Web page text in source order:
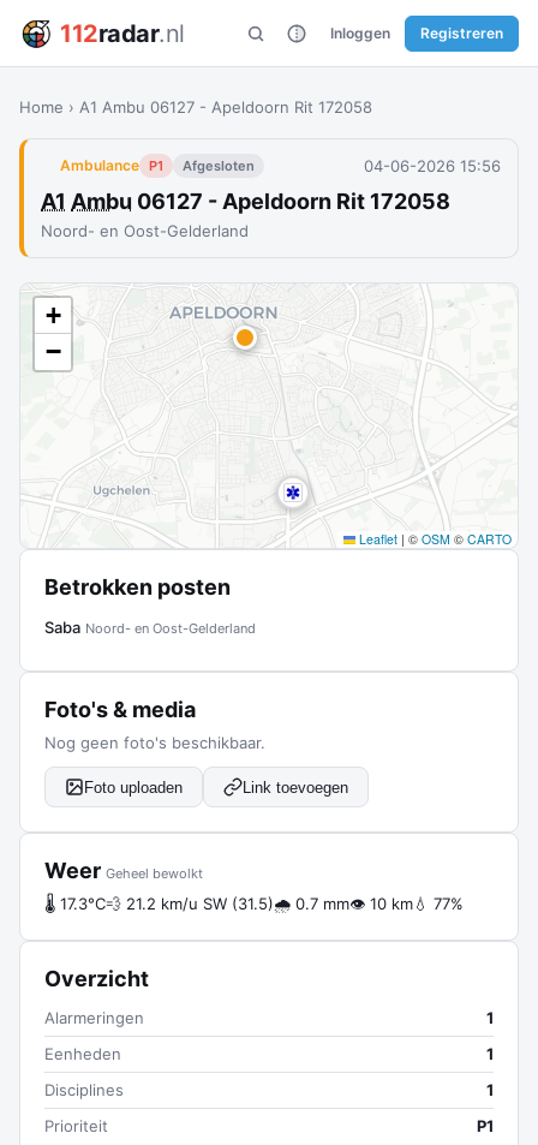
112radar.nl Inloggen Registreren
Home › A1 Ambu 06127 - Apeldoorn Rit 172058
Ambulance P1 Afgesloten 04-06-2026 15:56
A1 Ambu 06127 - Apeldoorn Rit 172058
Noord- en Oost-Gelderland
+
−
Leaflet | © OSM © CARTO
Betrokken posten
Saba Noord- en Oost-Gelderland
Foto's & media
Nog geen foto's beschikbaar.
Foto uploaden Link toevoegen
Weer Geheel bewolkt
🌡 17.3°C💨 21.2 km/u SW (31.5)🌧 0.7 mm👁 10 km💧 77%
Overzicht
Alarmeringen
1
Eenheden
1
Disciplines
1
Prioriteit
P1